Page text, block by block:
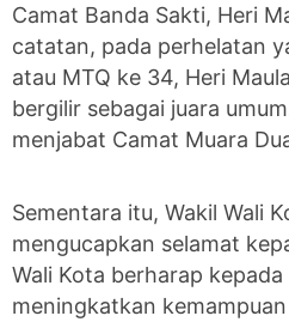
Camat Banda Sakti, Heri
catatan, pada perhelatan
atau MTQ ke 34, Heri
bergilir sebagai juara
menjabat Camat Muara
Sementara itu, Wakil Wali
mengucapkan selamat
Wali Kota berharap
meningkatkan